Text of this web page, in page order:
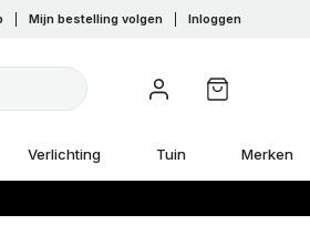
Mijn bestelling volgen Inloggen
Verlichting Tuin Merken